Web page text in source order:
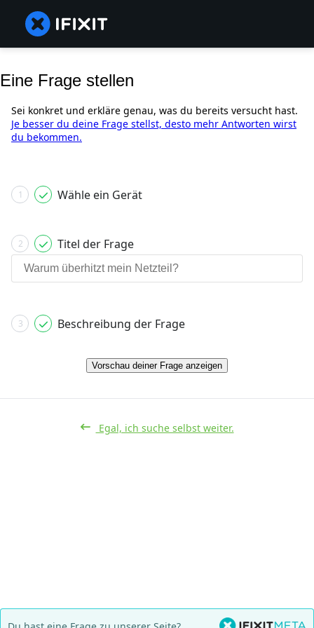
Eine Frage stellen
Sei konkret und erkläre genau, was du bereits versucht hast.
Je besser du deine Frage stellst, desto mehr Antworten wirst
du bekommen.
1 Wähle ein Gerät
2 Titel der Frage
3 Beschreibung der Frage
Vorschau deiner Frage anzeigen
Egal, ich suche selbst weiter.